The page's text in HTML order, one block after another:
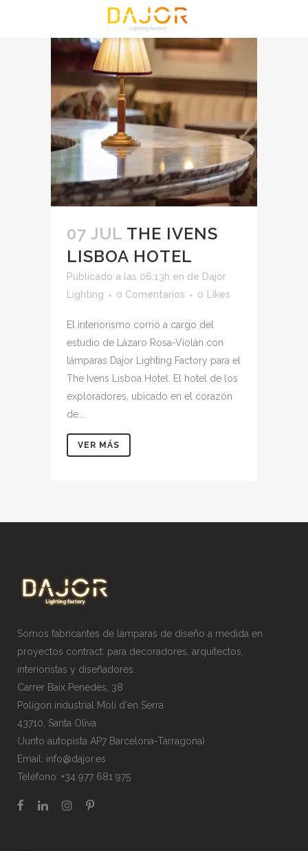
07 JUL THE IVENS
LISBOA HOTEL
Publicado a las 06:13h en de Dajor
Lighting
0 Comentarios 0 Likes
El interiorismo corrió a cargo del
estudio de Lázaro Rosa-Violán con
lámparas Dajor Lighting Factory para el
The Ivens Lisboa Hotel. El hotel de los
exploradores, ubicado en el corazón
de...
VER MÁS
Somos fabricantes de lámparas de diseño a medida en
proyectos contract: para decoradores, arquitectos,
interioristas y diseñadores.
Carrer Baix Penedès, 38
Polígon industrial Molí d'en Serra
43710, Santa Oliva
(Junto autopista AP7 Barcelona-Tarragona)
Email: info@dajor.es
Teléfono: +34 977 681 975